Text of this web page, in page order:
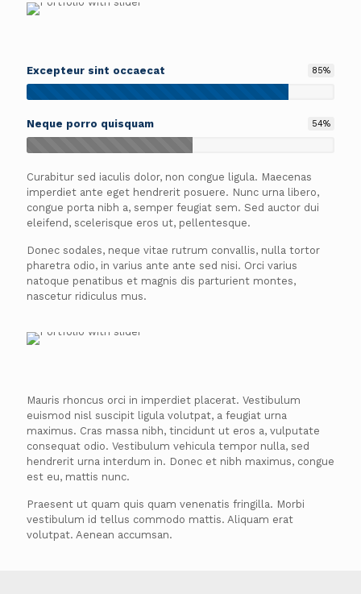
Excepteur sint occaecat 85%
Neque porro quisquam 54%
Curabitur sed iaculis dolor, non congue ligula. Maecenas
imperdiet ante eget hendrerit posuere. Nunc urna libero,
congue porta nibh a, semper feugiat sem. Sed auctor dui
eleifend, scelerisque eros ut, pellentesque.
Donec sodales, neque vitae rutrum convallis, nulla tortor
pharetra odio, in varius ante ante sed nisi. Orci varius
natoque penatibus et magnis dis parturient montes,
nascetur ridiculus mus.
Mauris rhoncus orci in imperdiet placerat. Vestibulum
euismod nisl suscipit ligula volutpat, a feugiat urna
maximus. Cras massa nibh, tincidunt ut eros a, vulputate
consequat odio. Vestibulum vehicula tempor nulla, sed
hendrerit urna interdum in. Donec et nibh maximus, congue
est eu, mattis nunc.
Praesent ut quam quis quam venenatis fringilla. Morbi
vestibulum id tellus commodo mattis. Aliquam erat
volutpat. Aenean accumsan.